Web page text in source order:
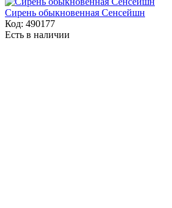
Сирень обыкновенная Сенсейшн
Код: 490177
Есть в наличии